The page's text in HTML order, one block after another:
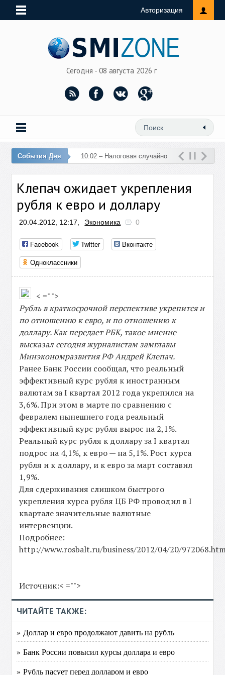
Авторизация
Сегодня - 08 августа 2026 г
События Дня 10:02 – Налоговая случайно
на счет женщины
Клепач ожидает укрепления
рубля к евро и доллару
20.04.2012, 12:17, Экономика 0
Facebook Twitter
Вконтакте
Одноклассники
< =" ">
Рубль в краткосрочной перспективе укрепится и
по отношению к евро, и по отношению к
доллару. Как передает РБК, такое мнение
высказал сегодня журналистам замглавы
Минэкономразвития РФ Андрей Клепач.
Ранее Банк России сообщал, что реальный
эффективный курс рубля к иностранным
валютам за I квартал 2012 года укрепился на
3,6%. При этом в марте по сравнению с
февралем нынешнего года реальный
эффективный курс рубля вырос на 2,1%.
Реальный курс рубля к доллару за I квартал
подрос на 4,1%, к евро — на 5,1%. Рост курса
рубля и к доллару, и к евро за март составил
1,9%.
Для сдерживания слишком быстрого
укрепления курса рубля ЦБ РФ проводил в I
квартале значительные валютные
интервенции.
Подробнее:
http://www.rosbalt.ru/business/2012/04/20/
Источник:< ="">
ЧИТАЙТЕ ТАКЖЕ:
» Доллар и евро продолжают давить на рубль
» Банк России повысил курсы доллара и евро
» Рубль пасует перед долларом и евро